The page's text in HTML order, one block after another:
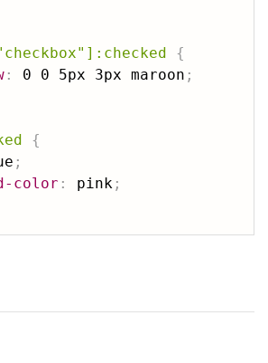
{
: 0 0 5px 3px maroon ;
{
;
color : pink ;